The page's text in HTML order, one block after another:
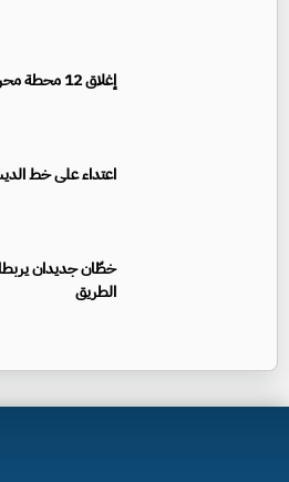
إغلاق 12 محطة محروقات وضبط حالات خلط بنزين
اعتداء على خط
الطريق